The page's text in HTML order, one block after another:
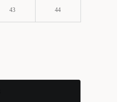
43 44